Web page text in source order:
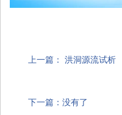
上一篇： 洪洞源流试析
下一篇：没有了